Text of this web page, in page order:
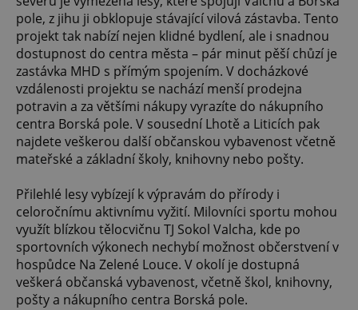
pole, z jihu ji obklopuje stávající vilová zástavba. Tento
projekt tak nabízí nejen klidné bydlení, ale i snadnou
dostupnost do centra města – pár minut pěší chůzí je
zastávka MHD s přímým spojením. V docházkové
vzdálenosti projektu se nachází menší prodejna
potravin a za většími nákupy vyrazíte do nákupního
centra Borská pole. V sousední Lhotě a Liticích pak
najdete veškerou další občanskou vybavenost včetně
mateřské a základní školy, knihovny nebo pošty.
Přilehlé lesy vybízejí k výpravám do přírody i
celoročnímu aktivnímu vyžití. Milovníci sportu mohou
využít blízkou tělocvičnu TJ Sokol Valcha, kde po
sportovních výkonech nechybí možnost občerstvení v
hospůdce Na Zelené Louce. V okolí je dostupná
veškerá občanská vybavenost, včetně škol, knihovny,
pošty a nákupního centra Borská pole.